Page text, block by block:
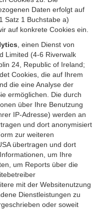
Daten erfolgt auf
Satz 1 Buchstabe a)
auf konkrete Cookies ein.
, einen Dienst von
Limited (4-6 Riverwalk
24, Republic of Ireland;
Cookies, die auf Ihrem
die eine Analyse der
ermöglichen. Die durch
über Ihre Benutzung
IP-Adresse) werden an
und dort anonymisiert
zur weiteren
übertragen und dort
um Ihre
um Reports über die
mit der Websitenutzung
Dienstleistungen zu
oder soweit